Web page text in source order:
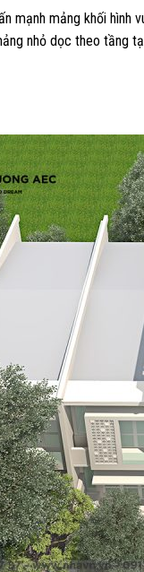
mạnh mảng khối hình
nhỏ dọc theo tầng